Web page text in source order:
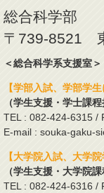
総合科学部
〒739-8521
＜総合科学系支援室＞
【学部入試、学部学
（学生支援・学士課程
TEL : 082-424-6315 /
E-mail : souka-gaku-
【大学院入試、大学
（学生支援・大学院課
TEL : 082-424-6316 /